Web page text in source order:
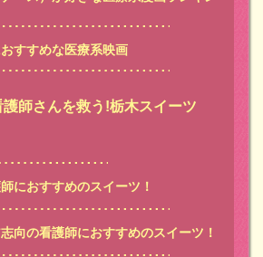
すすめな医療系映画
護師さんを救う!栃木スイーツ
におすすめのスイーツ！
向の看護師におすすめのスイーツ！